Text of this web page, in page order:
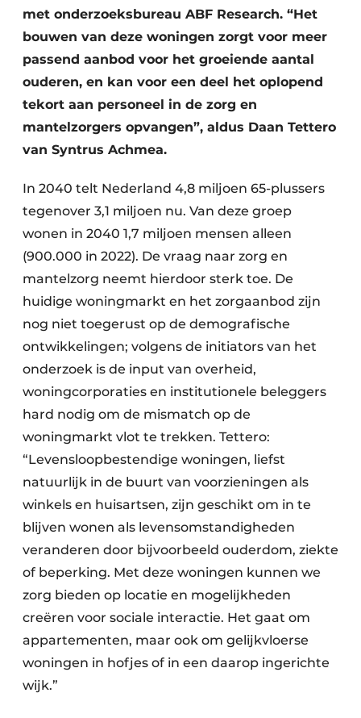
met onderzoeksbureau ABF Research. “Het
bouwen van deze woningen zorgt voor meer
passend aanbod voor het groeiende aantal
ouderen, en kan voor een deel het oplopend
tekort aan personeel in de zorg en
mantelzorgers opvangen”, aldus Daan Tettero
van Syntrus Achmea.
In 2040 telt Nederland 4,8 miljoen 65-plussers
tegenover 3,1 miljoen nu. Van deze groep
wonen in 2040 1,7 miljoen mensen alleen
(900.000 in 2022). De vraag naar zorg en
mantelzorg neemt hierdoor sterk toe. De
huidige woningmarkt en het zorgaanbod zijn
nog niet toegerust op de demografische
ontwikkelingen; volgens de initiators van het
onderzoek is de input van overheid,
woningcorporaties en institutionele beleggers
hard nodig om de mismatch op de
woningmarkt vlot te trekken. Tettero:
“Levensloopbestendige woningen, liefst
natuurlijk in de buurt van voorzieningen als
winkels en huisartsen, zijn geschikt om in te
blijven wonen als levensomstandigheden
veranderen door bijvoorbeeld ouderdom, ziekte
of beperking. Met deze woningen kunnen we
zorg bieden op locatie en mogelijkheden
creëren voor sociale interactie. Het gaat om
appartementen, maar ook om gelijkvloerse
woningen in hofjes of in een daarop ingerichte
wijk.”